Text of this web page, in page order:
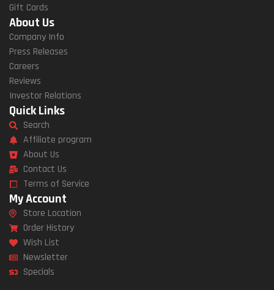
Gift Cards
About Us
Company Info
Press Releases
Careers
Reviews
Investor Relations
Quick Links
Search
Affiliate program
About Us
Contact Us
Terms of Service
My Account
Store Location
Order History
Wish List
Newsletter
Specials